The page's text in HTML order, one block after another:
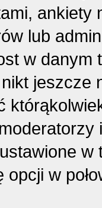
lub
w
jeszcze
w
w